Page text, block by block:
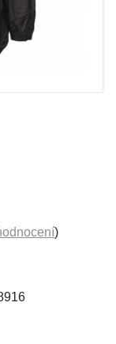
)